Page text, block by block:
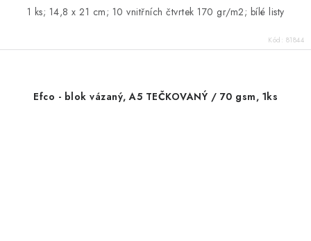
1 ks; 14,8 x 21 cm; 10 vnitřních čtvrtek 170 gr/m2; bílé listy
Kód: 81844
Efco - blok vázaný, A5 TEČKOVANÝ / 70 gsm, 1ks